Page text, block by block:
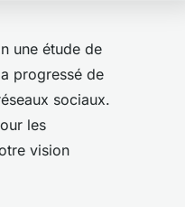
une étude de
a progressé de
sociaux.
les
vision